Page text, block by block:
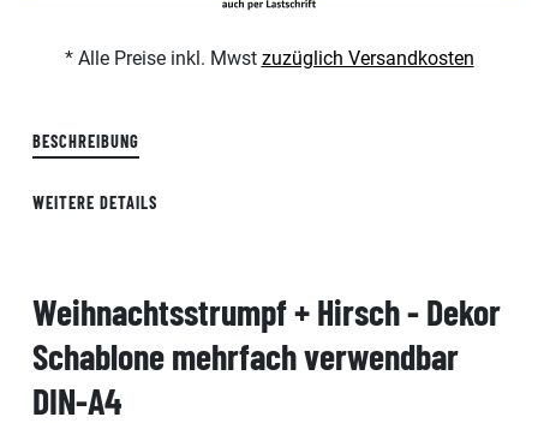
* Alle Preise inkl. Mwst zuzüglich Versandkosten
BESCHREIBUNG
WEITERE DETAILS
Weihnachtsstrumpf + Hirsch - Dekor
Schablone mehrfach verwendbar
DIN-A4